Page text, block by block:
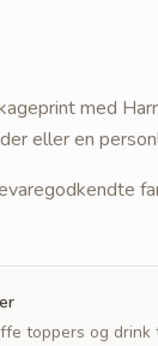
med
eller en
toppers og